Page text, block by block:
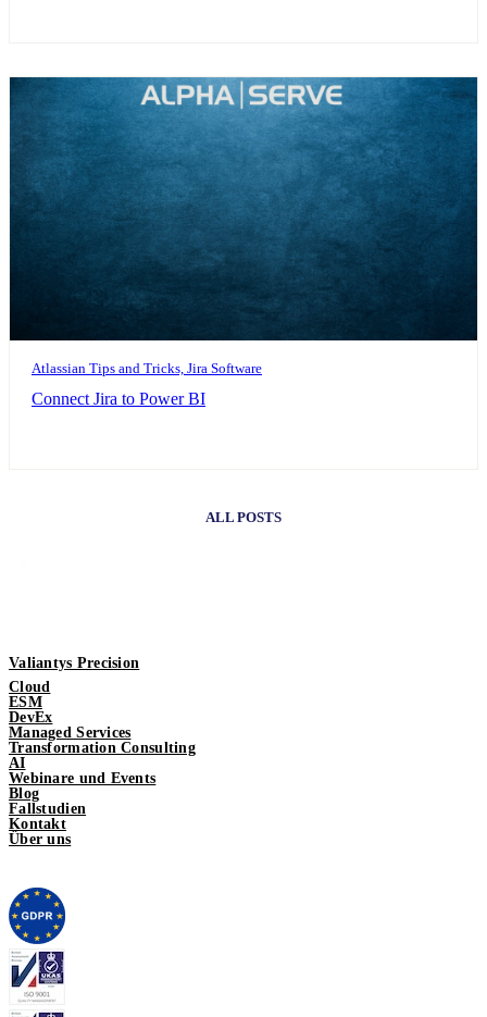
Atlassian Tips and Tricks, Jira Software
Connect Jira to Power BI
ALL POSTS
Valiantys Precision
Cloud
ESM
DevEx
Managed Services
Transformation Consulting
AI
Webinare und Events
Blog
Fallstudien
Kontakt
Über uns